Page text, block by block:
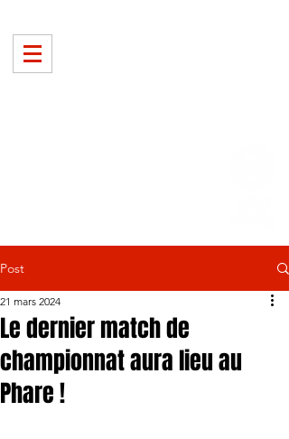
Post
Le dernier match de
championnat aura lieu au
Phare !
21 mars 2024